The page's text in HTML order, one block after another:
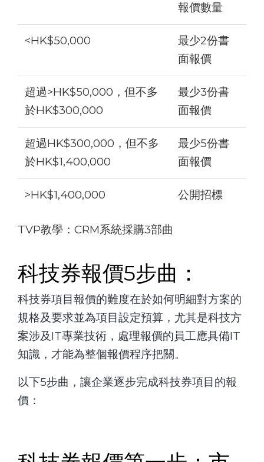
報價數量
<HK$50,000
最少2份書
面報價
超過>HK$50,000，但不多
於HK$300,000
最少3份書
面報價
超過HK$300,000，但不多
於HK$1,400,000
最少5份書
面報價
>HK$1,400,000 公開招標
TVP教學： CRM系統採購3部曲
科技券報價5步曲：
科技券項目報價的難度在於如何明細對方案的
規格及要求並為項目設定預算，尤其是科技方
案涉及IT專業技術，處理報價的員工應具備IT
知識，才能為整個報價程序把關。
以下5步曲，讓企業逐步完成科技券項目的報
價：